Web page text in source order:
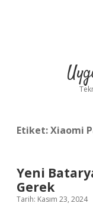
Etiket:Xiaomi
Yeni
Gerek
Tarih: Kasım 23, 2024